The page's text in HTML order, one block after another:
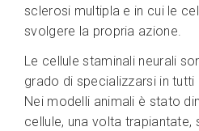
sclerosi multipla e in cui le
svolgere la propria azione.
Le cellule staminali neurali
grado di specializzarsi in tutti
Nei modelli animali è stato
cellule, una volta trapiantate,